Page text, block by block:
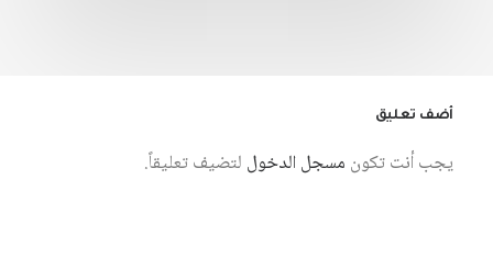
أضف تعليق
يجب أنت تكون مسجل الدخول لتضيف تعليقاً.